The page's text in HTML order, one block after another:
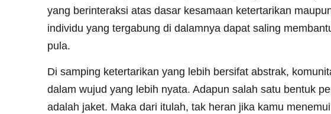
yang berinteraksi atas dasar kesamaan ketertarikan
individu yang tergabung di dalamnya dapat saling
pula.
Di samping ketertarikan yang lebih bersifat abstrak,
dalam wujud yang lebih nyata. Adapun salah satu bentuk
adalah jaket. Maka dari itulah, tak heran jika kamu